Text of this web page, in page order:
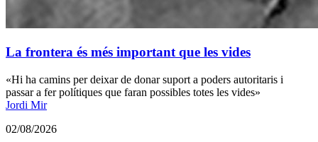
La frontera és més important que les vides
«Hi ha camins per deixar de donar suport a poders autoritaris i
passar a fer polítiques que faran possibles totes les vides»
Jordi Mir
02/08/2026